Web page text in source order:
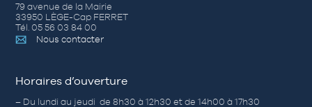
79 avenue de la Mairie
33950 LÈGE-Cap FERRET
Tél. 05 56 03 84 00
Nous contacter
Horaires d’ouverture
– Du lundi au jeudi de 8h30 à 12h30 et de 14h00 à 17h30